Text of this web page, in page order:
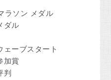
ラソン メダル
ダル
ェーブスタート
加賞
判